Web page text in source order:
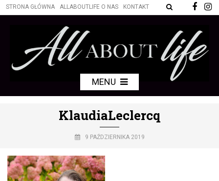
STRONA GŁÓWNA ALLABOUTLIFE O NAS KONTAKT
MENU
KlaudiaLeclercq
9 PAŹDZIERNIKA 2019